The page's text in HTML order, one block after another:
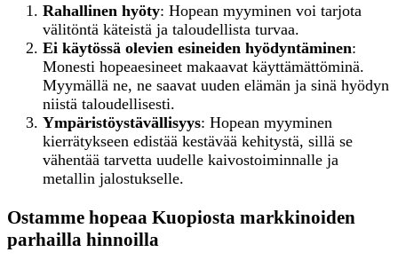
Rahallinen hyöty: Hopean myyminen voi tarjota
välitöntä käteistä ja taloudellista turvaa.
Ei käytössä olevien esineiden hyödyntäminen:
Monesti hopeaesineet makaavat käyttämättöminä.
Myymällä ne, ne saavat uuden elämän ja sinä hyödyn
niistä taloudellisesti.
Ympäristöystävällisyys: Hopean myyminen
kierrätykseen edistää kestävää kehitystä, sillä se
vähentää tarvetta uudelle kaivostoiminnalle ja
metallin jalostukselle.
Ostamme hopeaa Kuopiosta markkinoiden
parhailla hinnoilla